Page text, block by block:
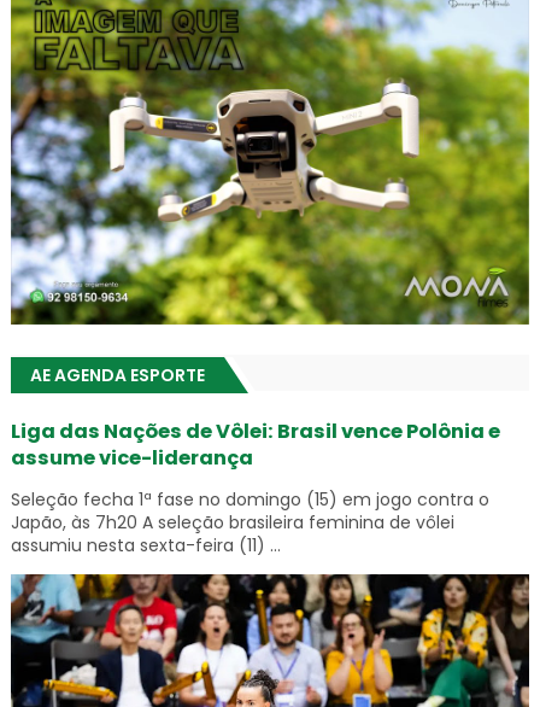
AE AGENDA ESPORTE
Liga das Nações de Vôlei: Brasil vence Polônia e
assume vice-liderança
Seleção fecha 1ª fase no domingo (15) em jogo contra o
Japão, às 7h20 A seleção brasileira feminina de vôlei
assumiu nesta sexta-feira (11) ...